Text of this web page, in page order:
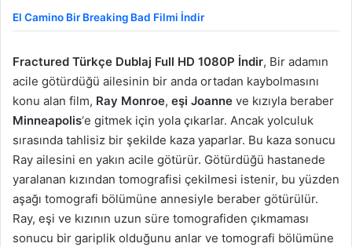
El Camino Bir Breaking Bad Filmi İndir
Fractured Türkçe Dublaj Full HD 1080P İndir, Bir adamın
acile götürdüğü ailesinin bir anda ortadan kaybolmasını
konu alan film, Ray Monroe, eşi Joanne ve kızıyla beraber
Minneapolis‘e gitmek için yola çıkarlar. Ancak yolculuk
sırasında tahlisiz bir şekilde kaza yaparlar. Bu kaza sonucu
Ray ailesini en yakın acile götürür. Götürdüğü hastanede
yaralanan kızından tomografisi çekilmesi istenir, bu yüzden
aşağı tomografi bölümüne annesiyle beraber götürülür.
Ray, eşi ve kızının uzun süre tomografiden çıkmaması
sonucu bir gariplik olduğunu anlar ve tomografi bölümüne